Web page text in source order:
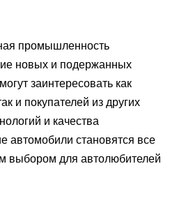
промышленность
новых и подержанных
заинтересовать как
и покупателей из других
и качества
автомобили становятся все
выбором для автолюбителей